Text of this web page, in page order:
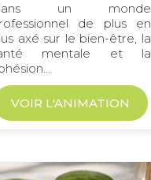
un monde
de plus en
axé sur le bien-être, la
mentale et la
VOIR L'ANIMATION